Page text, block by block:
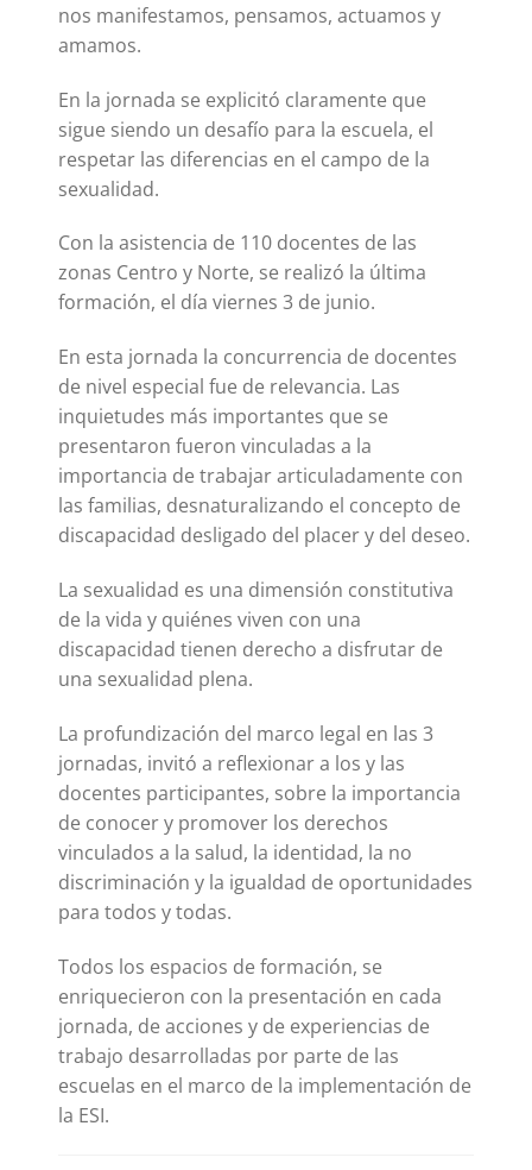
nos manifestamos, pensamos, actuamos y
amamos.
En la jornada se explicitó claramente que
sigue siendo un desafío para la escuela, el
respetar las diferencias en el campo de la
sexualidad.
Con la asistencia de 110 docentes de las
zonas Centro y Norte, se realizó la última
formación, el día viernes 3 de junio.
En esta jornada la concurrencia de docentes
de nivel especial fue de relevancia. Las
inquietudes más importantes que se
presentaron fueron vinculadas a la
importancia de trabajar articuladamente con
las familias, desnaturalizando el concepto de
discapacidad desligado del placer y del deseo.
La sexualidad es una dimensión constitutiva
de la vida y quiénes viven con una
discapacidad tienen derecho a disfrutar de
una sexualidad plena.
La profundización del marco legal en las 3
jornadas, invitó a reflexionar a los y las
docentes participantes, sobre la importancia
de conocer y promover los derechos
vinculados a la salud, la identidad, la no
discriminación y la igualdad de oportunidades
para todos y todas.
Todos los espacios de formación, se
enriquecieron con la presentación en cada
jornada, de acciones y de experiencias de
trabajo desarrolladas por parte de las
escuelas en el marco de la implementación de
la ESI.